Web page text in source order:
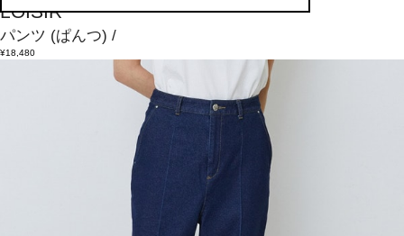
LOISIR
パンツ (ぱんつ) /
¥18,480